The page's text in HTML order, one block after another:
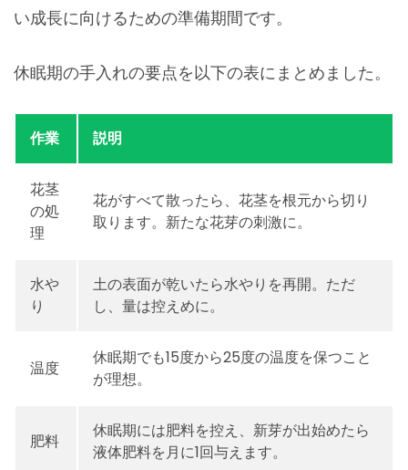
い成長に向けるための準備期間です。
休眠期の手入れの要点を以下の表にまとめました。
作業 説明
花茎
の処
理
花がすべて散ったら、花茎を根元から切り
取ります。新たな花芽の刺激に。
水や
り
土の表面が乾いたら水やりを再開。ただ
し、量は控えめに。
温度
休眠期でも15度から25度の温度を保つこと
が理想。
肥料
休眠期には肥料を控え、新芽が出始めたら
液体肥料を月に1回与えます。